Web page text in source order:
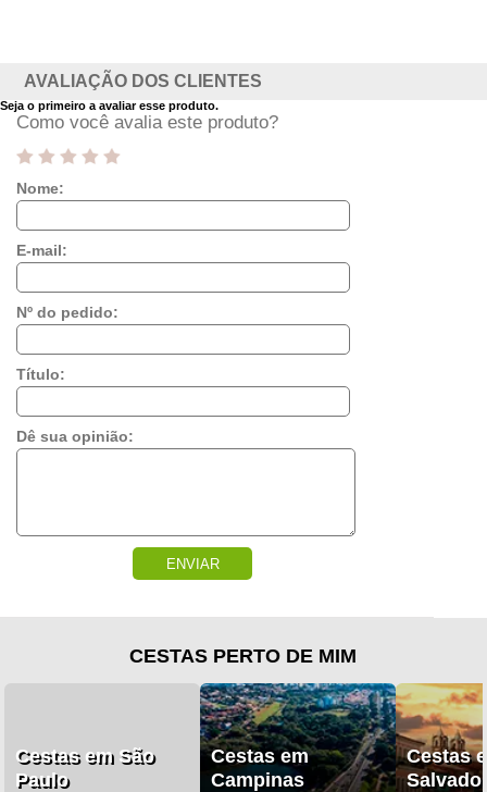
AVALIAÇÃO DOS CLIENTES
Seja o primeiro a avaliar esse produto.
Como você avalia este produto?
Nome:
E-mail:
Nº do pedido:
Título:
Dê sua opinião:
ENVIAR
CESTAS PERTO DE MIM
Cestas em São
Paulo
Cestas em
Campinas
Cestas